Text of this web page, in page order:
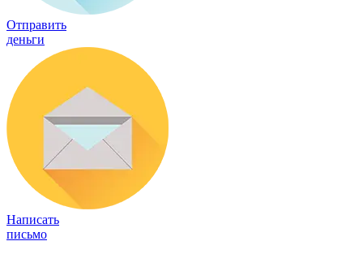
Отправить
деньги
Написать
письмо